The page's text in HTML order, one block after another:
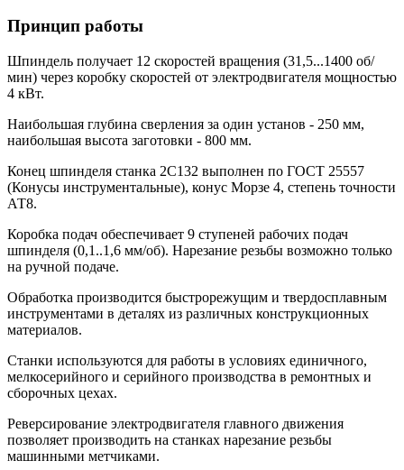
Принцип работы
Шпиндель получает 12 скоростей вращения (31,5...1400 об/
мин) через коробку скоростей от электродвигателя мощностью
4 кВт.
Наибольшая глубина сверления за один установ - 250 мм,
наибольшая высота заготовки - 800 мм.
Конец шпинделя станка 2С132 выполнен по ГОСТ 25557
(Конусы инструментальные), конус Морзе 4, степень точности
АТ8.
Коробка подач обеспечивает 9 ступеней рабочих подач
шпинделя (0,1..1,6 мм/об). Нарезание резьбы возможно только
на ручной подаче.
Обработка производится быстрорежущим и твердосплавным
инструментами в деталях из различных конструкционных
материалов.
Станки используются для работы в условиях единичного,
мелкосерийного и серийного производства в ремонтных и
сборочных цехах.
Реверсирование электродвигателя главного движения
позволяет производить на станках нарезание резьбы
машинными метчиками.